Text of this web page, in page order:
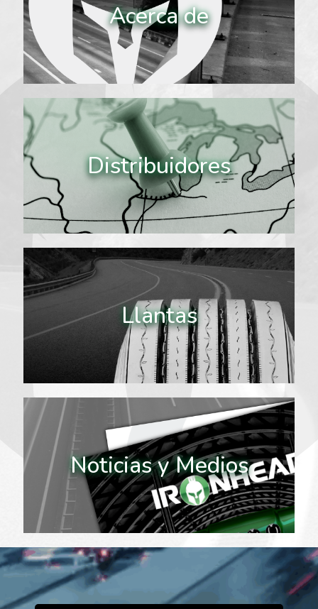
Acerca de
Distribuidores
Llantas
Noticias y Medios